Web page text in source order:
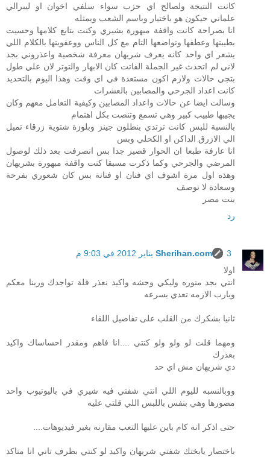
كانت النتيجة ولصالح اي حزب سواء سلفي اخوان او ليبرالي
علماني حيكون هو باختيار وباسم الشعب ويمثله
انا بصراحة كانت واقفة مبهورة بشيري وكنت بتابع كلامها وحسيت
بطيبتها وعطفها وتواضعها التام مع كل الناس ووعفويتها بالكلام اللي
يشعر اي واحد كانه يعرف شريهان معرفة شخصية واعذروني بجد
لاني لم اتحدث غير الجملة الفاتت كان الابهار والتوتر لان علي طول
بتجي حالات ولازم اكون مستعدة في اي وقت وهذا اليوم بالتحديد
كانت اعداد الجرحي والمصابين بالعشرات
وسالت ايضا عن حالات واعداد المصابين وكيفية التعامل معهم وكان
يجيبها طبيب كبير وهي تسمع وتنصت بكل اهتمام
بالنسبة للبس كانت ترتدي بنطلون جينز وبلوزة شتوية زرقاء تميل
الي الازرق الداكن او الكحلي وبس
انا عارفة طبعا ان الحوار قصير جدا بس انصرفت بعد ذلك لوصول
المرضي والجرحي وكما ذكرت مسبقا كنت واقفة مبهورة بشريهان
وهذه اول مرة اشوف اي فنان او فنانة بس كان شعوري بفرحة
وسعادة لا توصف
بنت مصر
رد
Sherihan.com
3 يناير 2012 في 9:03 م
اولا
انتي بجد منوره وليكي وحشه واكيد نعذر قلة تواجدك وربنا معكم
ويارب الازمه تعدي بسرعه
ثانيا بشكرك من القلب على تفاصيل اللقاء
ومهما قلت لو ولو ولو كنتي ....انا فاهم ومقدر احساساك واكيد
بعذرك
دي شريهان مش اي حد
ووبالنسبه لليوم اللي انتي شفتي فيه شيري في باليوتيوب واحد
مصورها وهي بنفس باللبس اللي قلتي عليه
حتى اذكر انه كام باين عليها التعب مقارنه بغير فيديوهات....
باختصار يابختك شفتي شريهان واكيد لو كنتي بظرف تاني انا متاكد